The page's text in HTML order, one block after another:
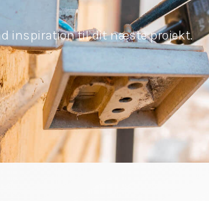
inspiration til dit næste projekt.